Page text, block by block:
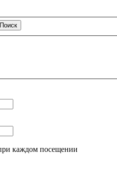
каждом посещении